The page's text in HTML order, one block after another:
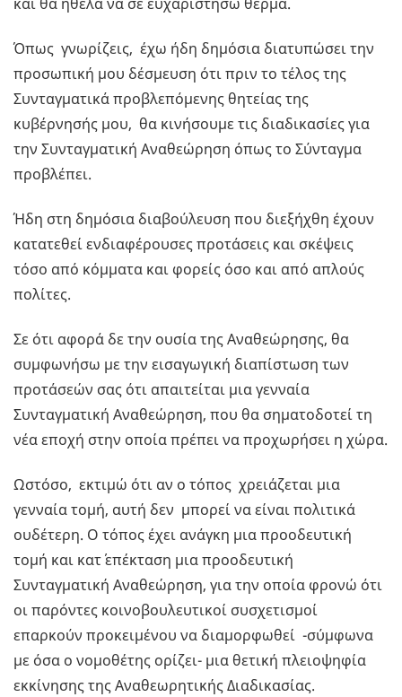
Όπως γνωρίζεις, έχω ήδη δημόσια διατυπώσει την
προσωπική μου δέσμευση ότι πριν το τέλος της
Συνταγματικά προβλεπόμενης θητείας της
κυβέρνησής μου, θα κινήσουμε τις διαδικασίες για
την Συνταγματική Αναθεώρηση όπως το Σύνταγμα
προβλέπει.
Ήδη στη δημόσια διαβούλευση που διεξήχθη έχουν
κατατεθεί ενδιαφέρουσες προτάσεις και σκέψεις
τόσο από κόμματα και φορείς όσο και από απλούς
πολίτες.
Σε ότι αφορά δε την ουσία της Αναθεώρησης, θα
συμφωνήσω με την εισαγωγική διαπίστωση των
προτάσεών σας ότι απαιτείται μια γενναία
Συνταγματική Αναθεώρηση, που θα σηματοδοτεί τη
νέα εποχή στην οποία πρέπει να προχωρήσει η χώρα.
Ωστόσο, εκτιμώ ότι αν ο τόπος χρειάζεται μια
γενναία τομή, αυτή δεν μπορεί να είναι πολιτικά
ουδέτερη. Ο τόπος έχει ανάγκη μια προοδευτική
τομή και κατ΄ επέκταση μια προοδευτική
Συνταγματική Αναθεώρηση, για την οποία φρονώ ότι
οι παρόντες κοινοβουλευτικοί συσχετισμοί
επαρκούν προκειμένου να διαμορφωθεί -σύμφωνα
με όσα ο νομοθέτης ορίζει- μια θετική πλειοψηφία
εκκίνησης της Αναθεωρητικής Διαδικασίας.